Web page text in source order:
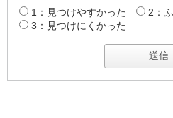
1：見つけやすかった
2：
3：見つけにくかった